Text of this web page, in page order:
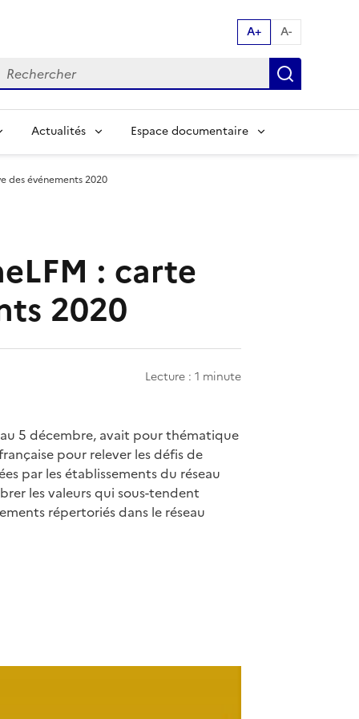
A+ A-
par mot clés:
Actualités Espace documentaire
des événements 2020
: carte
2020
Lecture : 1 minute
5 décembre, avait pour thématique
pour relever les défis de
par les établissements du réseau
les valeurs qui sous-tendent
répertoriés dans le réseau